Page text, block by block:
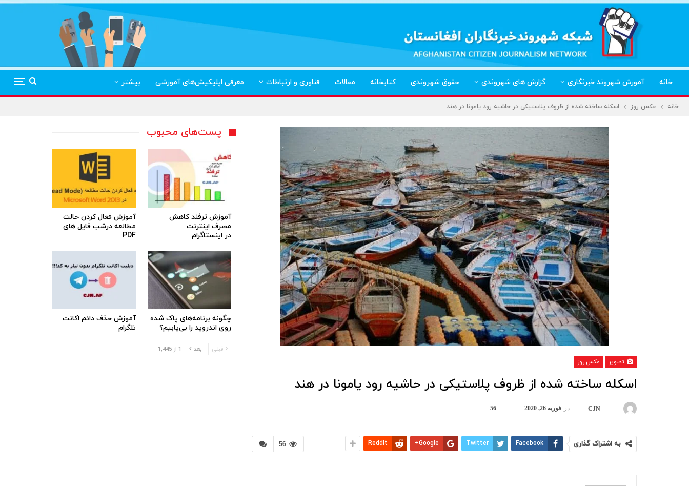
خانه آموزش شهروند خبرنگاری گزارش های شهروندی حقوق شهروندی کتابخانه مقالات فناوری و ارتباطات معرفی اپلیکیش‌های آموزشی بیشتر
خانه عکس روز اسکله ساخته شده از ظروف پلاستیکی در حاشیه رود یامونا در هند
تصویر عکس روز
اسکله ساخته شده از ظروف پلاستیکی در حاشیه رود یامونا در هند
CJN در فوریه 26, 2020 56
56 به اشتراک گذاری Facebook
Twitter
Google+
ReddIt
پست‌های محبوب
آموزش ترفند کاهش
مصرف اینترنت
در اینستاگرام
آموزش فعال کردن حالت
مطالعه درشب فایل های
PDF
چگونه برنامه‌های پاک شده
روی اندروید را بی‌یابیم؟
آموزش حذف دائم اکانت
تلگرام
قبلی بعد 1 از 1,445